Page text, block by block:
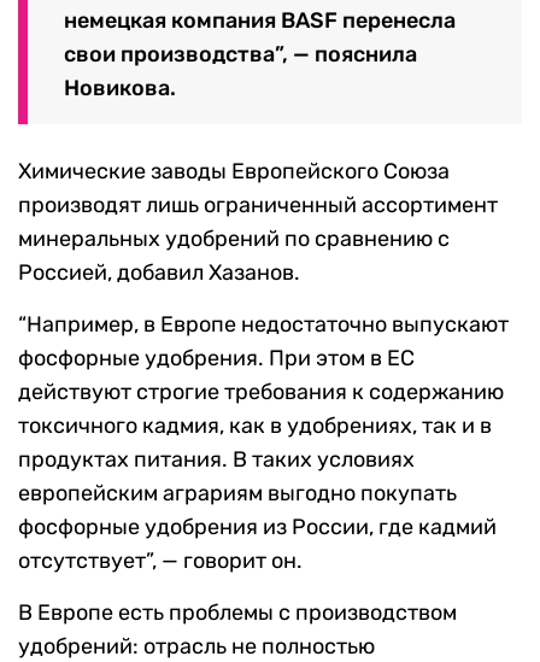
немецкая компания BASF перенесла
свои производства”, — пояснила
Новикова.
Химические заводы Европейского Союза
производят лишь ограниченный ассортимент
минеральных удобрений по сравнению с
Россией, добавил Хазанов.
“Например, в Европе недостаточно выпускают
фосфорные удобрения. При этом в ЕС
действуют строгие требования к содержанию
токсичного кадмия, как в удобрениях, так и в
продуктах питания. В таких условиях
европейским аграриям выгодно покупать
фосфорные удобрения из России, где кадмий
отсутствует”, — говорит он.
В Европе есть проблемы с производством
удобрений: отрасль не полностью